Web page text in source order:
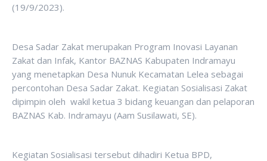
(19/9/2023).
Desa Sadar Zakat merupakan Program Inovasi Layanan
Zakat dan Infak, Kantor BAZNAS Kabupaten Indramayu
yang menetapkan Desa Nunuk Kecamatan Lelea sebagai
percontohan Desa Sadar Zakat. Kegiatan Sosialisasi Zakat
dipimpin oleh wakil ketua 3 bidang keuangan dan pelaporan
BAZNAS Kab. Indramayu (Aam Susilawati, SE).
Kegiatan Sosialisasi tersebut dihadiri Ketua BPD,